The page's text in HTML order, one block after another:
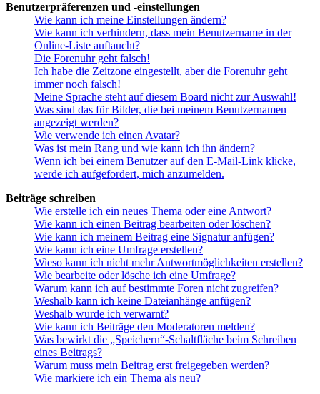
Benutzerpräferenzen und -einstellungen
Wie kann ich meine Einstellungen ändern?
Wie kann ich verhindern, dass mein Benutzername in der
Online-Liste auftaucht?
Die Forenuhr geht falsch!
Ich habe die Zeitzone eingestellt, aber die Forenuhr geht
immer noch falsch!
Meine Sprache steht auf diesem Board nicht zur Auswahl!
Was sind das für Bilder, die bei meinem Benutzernamen
angezeigt werden?
Wie verwende ich einen Avatar?
Was ist mein Rang und wie kann ich ihn ändern?
Wenn ich bei einem Benutzer auf den E-Mail-Link klicke,
werde ich aufgefordert, mich anzumelden.
Beiträge schreiben
Wie erstelle ich ein neues Thema oder eine Antwort?
Wie kann ich einen Beitrag bearbeiten oder löschen?
Wie kann ich meinem Beitrag eine Signatur anfügen?
Wie kann ich eine Umfrage erstellen?
Wieso kann ich nicht mehr Antwortmöglichkeiten erstellen?
Wie bearbeite oder lösche ich eine Umfrage?
Warum kann ich auf bestimmte Foren nicht zugreifen?
Weshalb kann ich keine Dateianhänge anfügen?
Weshalb wurde ich verwarnt?
Wie kann ich Beiträge den Moderatoren melden?
Was bewirkt die „Speichern“-Schaltfläche beim Schreiben
eines Beitrags?
Warum muss mein Beitrag erst freigegeben werden?
Wie markiere ich ein Thema als neu?